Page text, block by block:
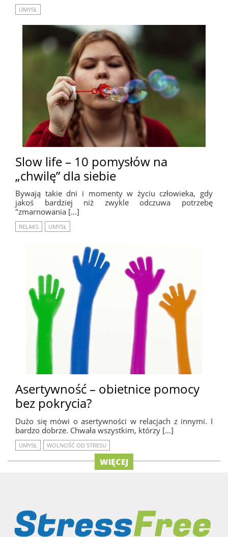
UMYSŁ
Slow life – 10 pomysłów na
„chwilę” dla siebie
Bywają takie dni i momenty w życiu człowieka, gdy
jakoś bardziej niż zwykle odczuwa potrzebę
"zmarnowania […]
RELAKS UMYSŁ
Asertywność – obietnice pomocy
bez pokrycia?
Dużo się mówi o asertywności w relacjach z innymi. I
bardzo dobrze. Chwała wszystkim, którzy […]
UMYSŁ WOLNOŚĆ OD STRESU
WIĘCEJ